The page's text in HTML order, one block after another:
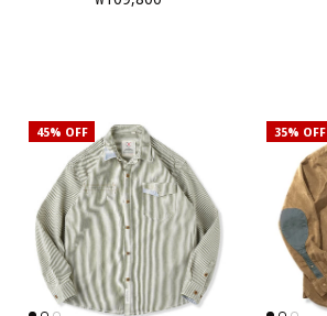
45% OFF 35% OFF